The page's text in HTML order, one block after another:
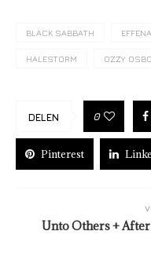
BLACK SABBATH
HALESTORM OZZY
DELEN 0
Pinterest
Unto Others +